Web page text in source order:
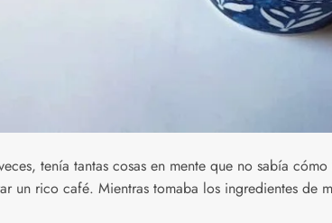
tenía tantas cosas en mente que no sabía
rico café. Mientras tomaba los ingredientes de